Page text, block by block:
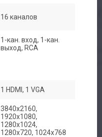
16 каналов
1-кан. вход, 1-кан.
выход, RCA
1 HDMI, 1 VGA
3840x2160,
1920х1080,
1280х1024,
1280х720, 1024х768